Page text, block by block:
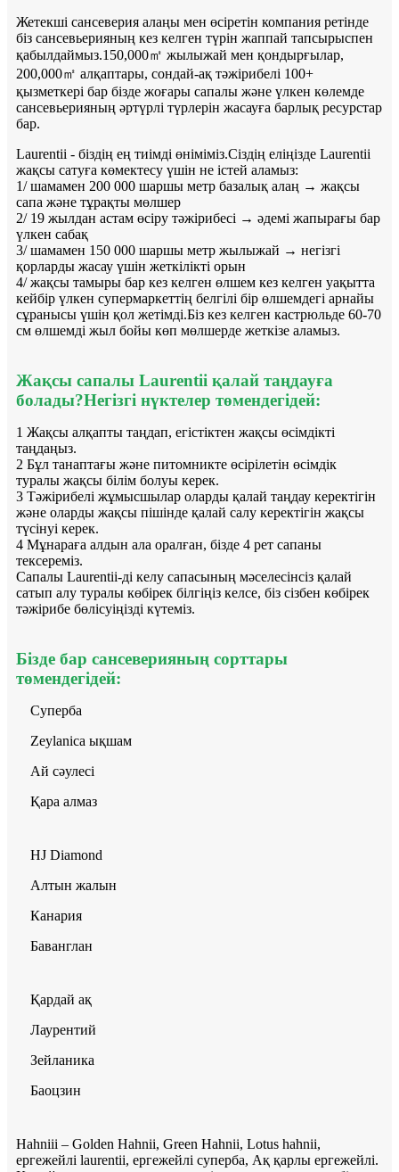
Жетекші сансеверия алаңы мен өсіретін компания ретінде
біз сансевьерияның кез келген түрін жаппай тапсырыспен
қабылдаймыз.150,000㎡ жылыжай мен қондырғылар,
200,000㎡ алқаптары, сондай-ақ тәжірибелі 100+
қызметкері бар бізде жоғары сапалы және үлкен көлемде
сансевьерияның әртүрлі түрлерін жасауға барлық ресурстар
бар.
Laurentii - біздің ең тиімді өніміміз.Сіздің еліңізде Laurentii
жақсы сатуға көмектесу үшін не істей аламыз:
1/ шамамен 200 000 шаршы метр базалық алаң → жақсы
сапа және тұрақты мөлшер
2/ 19 жылдан астам өсіру тәжірибесі → әдемі жапырағы бар
үлкен сабақ
3/ шамамен 150 000 шаршы метр жылыжай → негізгі
қорларды жасау үшін жеткілікті орын
4/ жақсы тамыры бар кез келген өлшем кез келген уақытта
кейбір үлкен супермаркеттің белгілі бір өлшемдегі арнайы
сұранысы үшін қол жетімді.Біз кез келген кастрюльде 60-70
см өлшемді жыл бойы көп мөлшерде жеткізе аламыз.
Жақсы сапалы Laurentii қалай таңдауға
болады?Негізгі нүктелер төмендегідей:
1 Жақсы алқапты таңдап, егістіктен жақсы өсімдікті
таңдаңыз.
2 Бұл танаптағы және питомникте өсірілетін өсімдік
туралы жақсы білім болуы керек.
3 Тәжірибелі жұмысшылар оларды қалай таңдау керектігін
және оларды жақсы пішінде қалай салу керектігін жақсы
түсінуі керек.
4 Мұнараға алдын ала оралған, бізде 4 рет сапаны
тексереміз.
Сапалы Laurentii-ді келу сапасының мәселесінсіз қалай
сатып алу туралы көбірек білгіңіз келсе, біз сізбен көбірек
тәжірибе бөлісуіңізді күтеміз.
Бізде бар сансеверияның сорттары
төмендегідей:
Суперба
Zeylanica ықшам
Ай сәулесі
Қара алмаз
HJ Diamond
Алтын жалын
Канария
Баванглан
Қардай ақ
Лаурентий
Зейланика
Баоцзин
Hahniii – Golden Hahnii, Green Hahnii, Lotus hahnii,
ергежейлі laurentii, ергежейлі суперба, Ақ қарлы ергежейлі.